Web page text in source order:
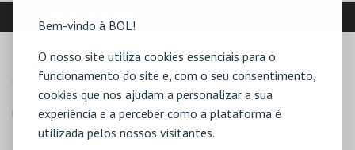
Bem-vindo à BOL!
O nosso site utiliza cookies essenciais para o
funcionamento do site e, com o seu consentimento,
cookies que nos ajudam a personalizar a sua
experiência e a perceber como a plataforma é
utilizada pelos nossos visitantes.
LOCALIZAÇÃO
MORADA
Campo Grande, 245
1700-091 Lisboa
Direcções para ML - Palácio Pimenta